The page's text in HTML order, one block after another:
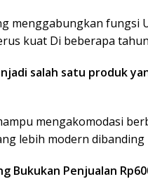
menggabungkan fungsi
kuat Di beberapa
salah satu produk
mengakomodasi
lebih modern
Bukukan Penjualan